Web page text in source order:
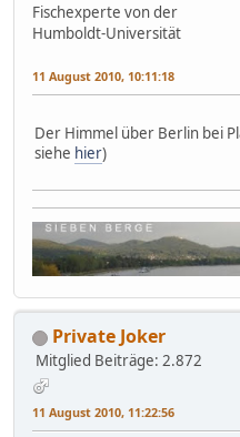
Fischexperte von der
Humboldt-Universität
11 August 2010, 10:11:18
Der Himmel über Berlin bei
siehe hier)
Private Joker
Mitglied Beiträge: 2.872
11 August 2010, 11:22:56